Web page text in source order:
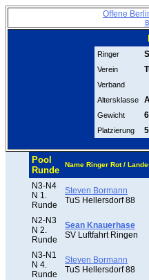
Offene
Ringer
Verein
Verband
Altersklasse
Gewicht
Platzierung
Pool
Runde
Name Ringer Rot /
N3-N4
N 1.
Runde
Steven Bormann
TuS Hellersdorf 88
N2-N3
N 2.
Runde
Sean Knauerhase
SV Luftfahrt Ringen
N3-N1
N 4.
Runde
Steven Bormann
TuS Hellersdorf 88